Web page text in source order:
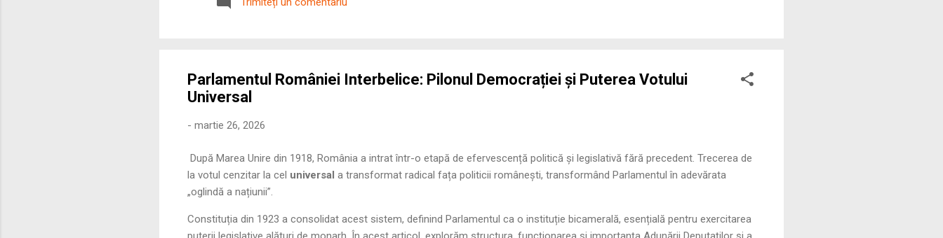
Parlamentul României Interbelice: Pilonul Democrației și Puterea Votului
Universal
- martie 26, 2026
După Marea Unire din 1918, România a intrat într-o etapă de efervescență politică și legislativă fără precedent. Trecerea de
la votul cenzitar la cel universal a transformat radical fața politicii românești, transformând Parlamentul în adevărata
„oglindă a națiunii”.
Constituția din 1923 a consolidat acest sistem, definind Parlamentul ca o instituție bicamerală, esențială pentru exercitarea